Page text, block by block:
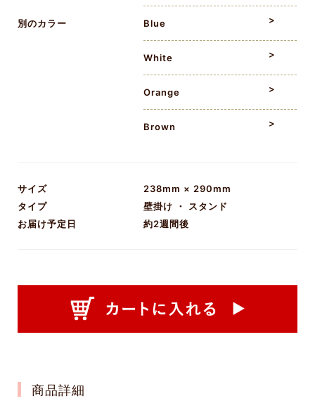
別のカラー Blue
White
Orange
Brown
サイズ
238mm × 290mm
タイプ
壁掛け ・ スタンド
お届け予定日
約2週間後
商品詳細